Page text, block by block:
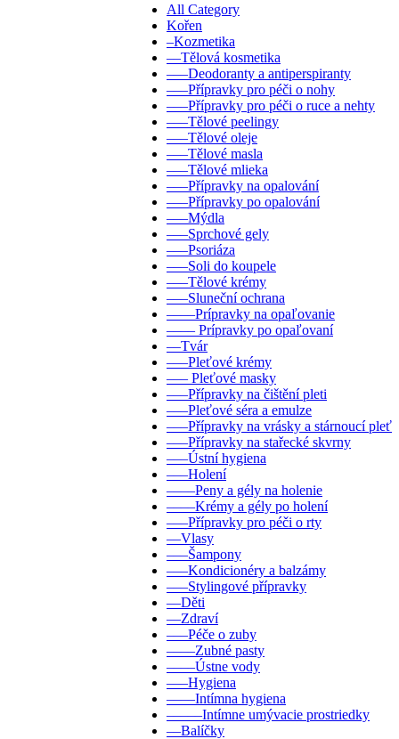
All Category
Kořen
–Kozmetika
––Tělová kosmetika
–––Deodoranty a antiperspiranty
–––Přípravky pro péči o nohy
–––Přípravky pro péči o ruce a nehty
–––Tělové peelingy
–––Tělové oleje
–––Tělové masla
–––Tělové mlieka
–––Přípravky na opalování
–––Přípravky po opalování
–––Mýdla
–––Sprchové gely
–––Psoriáza
–––Soli do koupele
–––Tělové krémy
–––Sluneční ochrana
––––Prípravky na opaľovanie
–––– Prípravky po opaľovaní
––Tvár
–––Pleťové krémy
––– Pleťové masky
–––Přípravky na čištění pleti
–––Pleťové séra a emulze
–––Přípravky na vrásky a stárnoucí pleť
–––Přípravky na stařecké skvrny
–––Ústní hygiena
–––Holení
––––Peny a gély na holenie
––––Krémy a gély po holení
–––Přípravky pro péči o rty
––Vlasy
–––Šampony
–––Kondicionéry a balzámy
–––Stylingové přípravky
––Děti
––Zdraví
–––Péče o zuby
––––Zubné pasty
––––Ústne vody
–––Hygiena
––––Intímna hygiena
–––––Intímne umývacie prostriedky
––Balíčky